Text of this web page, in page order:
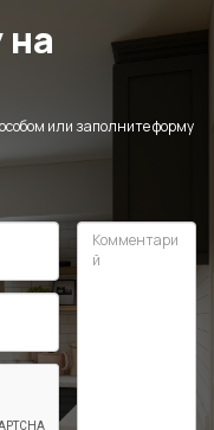
на
или заполните форму